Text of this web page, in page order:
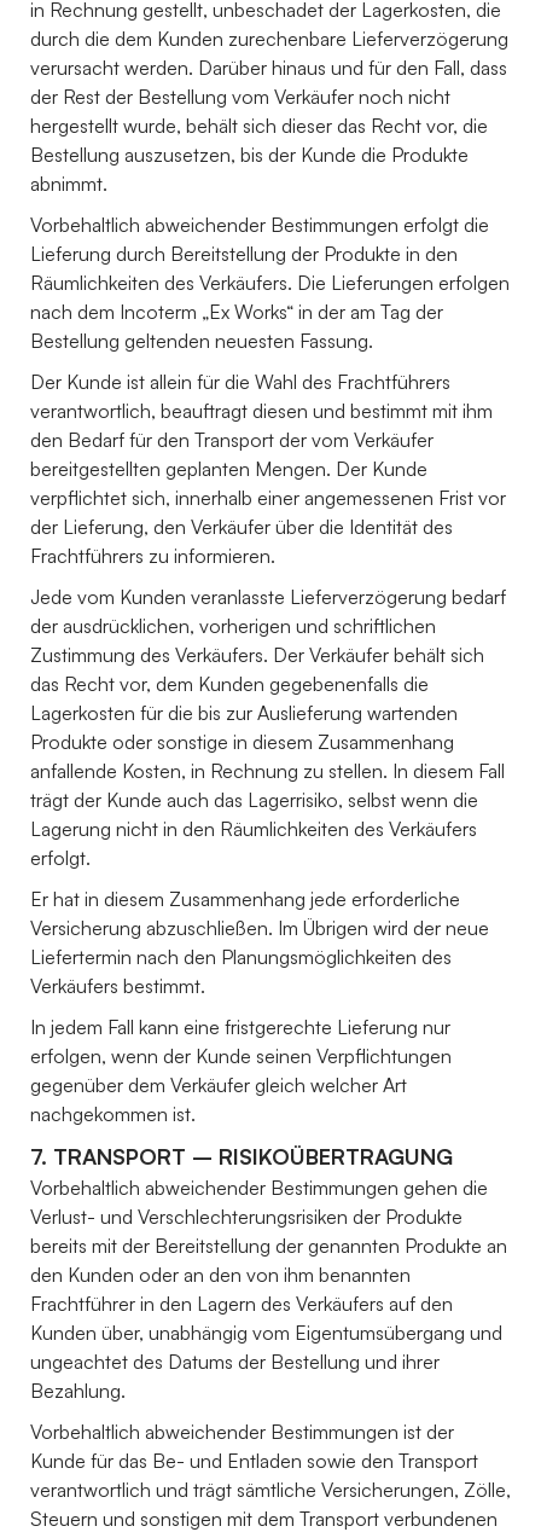
in Rechnung gestellt, unbeschadet der Lagerkosten, die
durch die dem Kunden zurechenbare Lieferverzögerung
verursacht werden. Darüber hinaus und für den Fall, dass
der Rest der Bestellung vom Verkäufer noch nicht
hergestellt wurde, behält sich dieser das Recht vor, die
Bestellung auszusetzen, bis der Kunde die Produkte
abnimmt.
Vorbehaltlich abweichender Bestimmungen erfolgt die
Lieferung durch Bereitstellung der Produkte in den
Räumlichkeiten des Verkäufers. Die Lieferungen erfolgen
nach dem Incoterm „Ex Works“ in der am Tag der
Bestellung geltenden neuesten Fassung.
Der Kunde ist allein für die Wahl des Frachtführers
verantwortlich, beauftragt diesen und bestimmt mit ihm
den Bedarf für den Transport der vom Verkäufer
bereitgestellten geplanten Mengen. Der Kunde
verpflichtet sich, innerhalb einer angemessenen Frist vor
der Lieferung, den Verkäufer über die Identität des
Frachtführers zu informieren.
Jede vom Kunden veranlasste Lieferverzögerung bedarf
der ausdrücklichen, vorherigen und schriftlichen
Zustimmung des Verkäufers. Der Verkäufer behält sich
das Recht vor, dem Kunden gegebenenfalls die
Lagerkosten für die bis zur Auslieferung wartenden
Produkte oder sonstige in diesem Zusammenhang
anfallende Kosten, in Rechnung zu stellen. In diesem Fall
trägt der Kunde auch das Lagerrisiko, selbst wenn die
Lagerung nicht in den Räumlichkeiten des Verkäufers
erfolgt.
Er hat in diesem Zusammenhang jede erforderliche
Versicherung abzuschließen. Im Übrigen wird der neue
Liefertermin nach den Planungsmöglichkeiten des
Verkäufers bestimmt.
In jedem Fall kann eine fristgerechte Lieferung nur
erfolgen, wenn der Kunde seinen Verpflichtungen
gegenüber dem Verkäufer gleich welcher Art
nachgekommen ist.
7. TRANSPORT – RISIKOÜBERTRAGUNG
Vorbehaltlich abweichender Bestimmungen gehen die
Verlust- und Verschlechterungsrisiken der Produkte
bereits mit der Bereitstellung der genannten Produkte an
den Kunden oder an den von ihm benannten
Frachtführer in den Lagern des Verkäufers auf den
Kunden über, unabhängig vom Eigentumsübergang und
ungeachtet des Datums der Bestellung und ihrer
Bezahlung.
Vorbehaltlich abweichender Bestimmungen ist der
Kunde für das Be- und Entladen sowie den Transport
verantwortlich und trägt sämtliche Versicherungen, Zölle,
Steuern und sonstigen mit dem Transport verbundenen